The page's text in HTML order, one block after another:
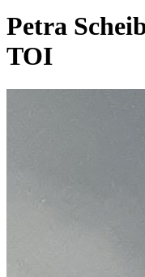
Petra
TOI